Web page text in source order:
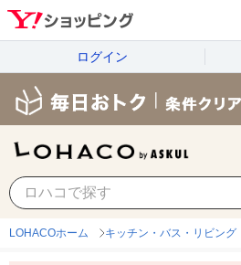
ログイン
フードプロセッサー・フードカッター
LOHACOホーム キッチン・バス・リビング